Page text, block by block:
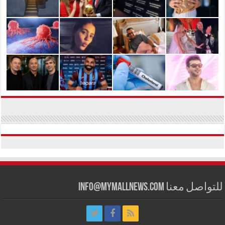
للتواصل معنا info@mymallnews.com